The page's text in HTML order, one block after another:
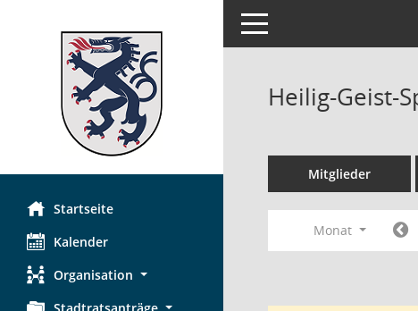
Startseite
Kalender
Organisation
Toggle navigation
Heilig-Geist-
Mitglieder
Monat